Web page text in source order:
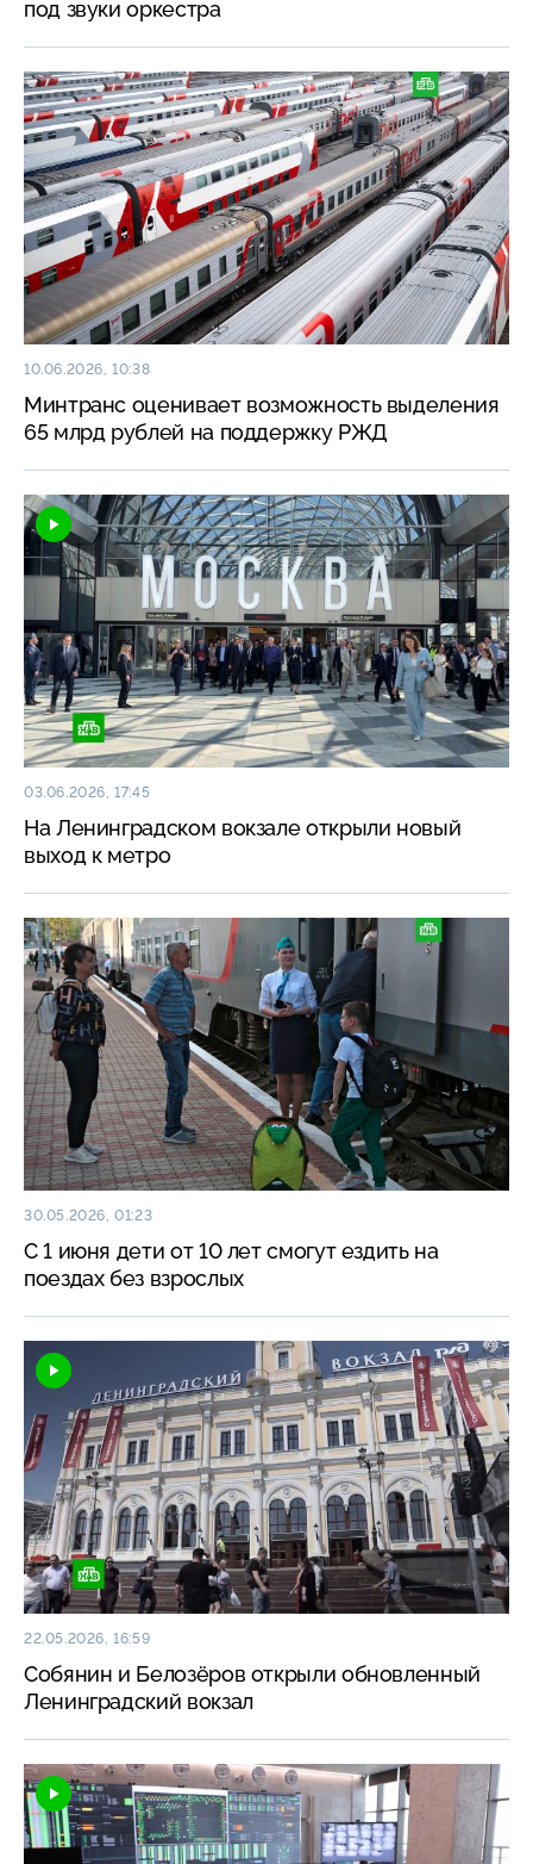
под звуки оркестра
10.06.2026, 10:38
Минтранс оценивает возможность выделения
65 млрд рублей на поддержку РЖД
03.06.2026, 17:45
На Ленинградском вокзале открыли новый
выход к метро
30.05.2026, 01:23
С 1 июня дети от 10 лет смогут ездить на
поездах без взрослых
22.05.2026, 16:59
Собянин и Белозёров открыли обновленный
Ленинградский вокзал